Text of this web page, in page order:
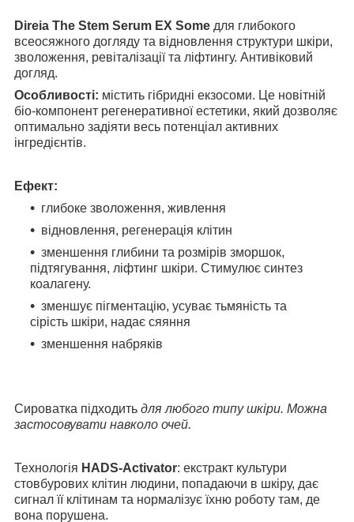
Direia The Stem Serum EX Some для глибокого
всеосяжного догляду та відновлення структури шкіри,
зволоження, ревіталізації та ліфтингу. Антивіковий
догляд.
Особливості: містить гібридні екзосоми. Це новітній
біо-компонент регенеративної естетики, який дозволяє
оптимально задіяти весь потенціал активних
інгредієнтів.
Ефект:
глибоке зволоження, живлення
відновлення, регенерація клітин
зменшення глибини та розмірів зморшок,
підтягування, ліфтинг шкіри. Стимулює синтез
коалагену.
зменшує пігментацію, усуває тьмяність та
сірість шкіри, надає сяяння
зменшення набряків
Сироватка підходить для любого типу шкіри. Можна
застосовувати навколо очей.
Технологія HADS-Activator: екстракт культури
стовбурових клітин людини, попадаючи в шкіру, дає
сигнал її клітинам та нормалізує їхню роботу там, де
вона порушена.